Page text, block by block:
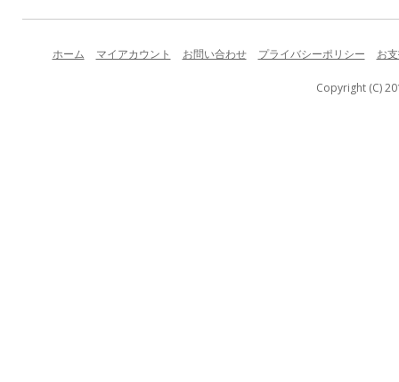
ホーム マイアカウント お問い合わせ プライバシーポリシー お
Copyright (C)